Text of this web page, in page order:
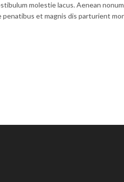
molestie lacus. Aenean
et magnis dis parturient